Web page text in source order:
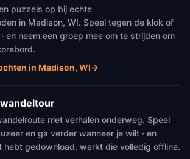
puzzels op bij echte
in Madison, WI. Speel tegen de klok of
en neem een groep mee om te strijden om
in Madison, WI→
met verhalen onderweg. Speel
en ga verder wanneer je wilt · en
hebt gedownload, werkt die volledig offline.